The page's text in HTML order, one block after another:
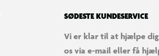
SØDESTE KUNDESERVICE
Vi er klar til at hjælpe
os via e-mail eller få